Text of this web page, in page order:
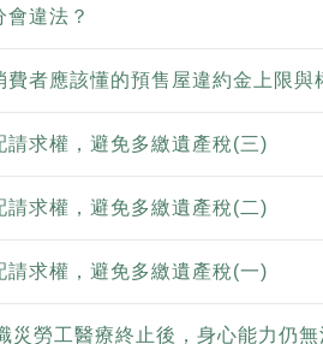
違法？
者應該懂的預售屋違約金上限與
求權，避免多繳遺產稅(三)
求權，避免多繳遺產稅(二)
求權，避免多繳遺產稅(一)
災勞工醫療終止後，身心能力仍無